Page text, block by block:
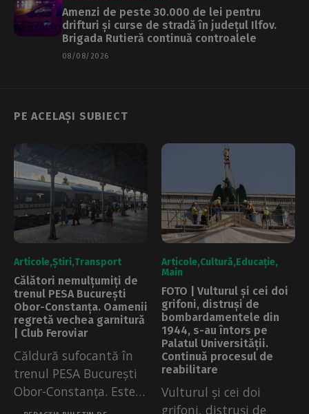
Amenzi de peste 30.000 de lei pentru
drifturi și curse de stradă în județul Ilfov.
Brigada Rutieră continuă controalele
08/08/2026
PE ACELAȘI SUBIECT
Articole Știri Transport
Călători nemulțumiți de
trenul PESA București
Obor-Constanța. Oamenii
regretă vechea garnitură
| Club Feroviar
Căldură sufocantă în
trenul PESA București
Obor-Constanța. Este
prima garnitură
Articole Cultură Educație
Main
FOTO | Vulturul și cei doi
grifoni, distruși de
bombardamentele din
1944, s-au întors pe
Palatul Universității.
Continuă procesul de
reabilitare
Vulturul și cei doi
grifoni, distruși de